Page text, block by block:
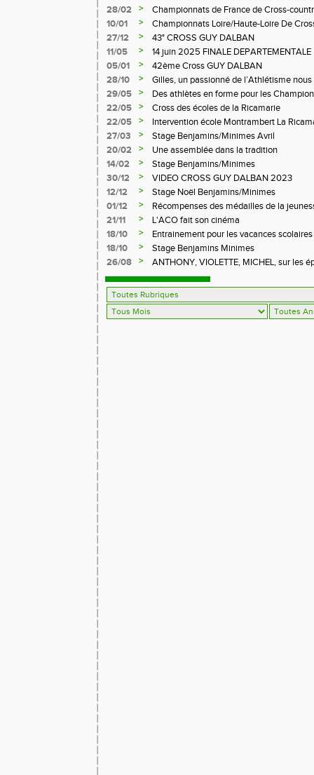
28/02
>
Championnats de France de Cross-
10/01
>
Championnats Loire/Haute-Loire De
27/12
>
43° CROSS GUY DALBAN
11/05
>
14 juin 2025 FINALE
LE CHAMBON FEUGEROLLES
05/01 >
42ème Cross GUY DALBAN
28/10
>
Gilles, un passionné de l’Athlétisme
29/05
>
Des athlètes en forme pour les
22/05
>
Cross des écoles de la Ricamarie
22/05
>
Intervention école Montrambert La
27/03
>
Stage Benjamins/Minimes Avril
20/02
>
Une assemblée dans la tradition
14/02
>
Stage Benjamins/Minimes
30/12
>
VIDEO CROSS GUY DALBAN 2023
12/12
>
Stage Noël Benjamins/Minimes
01/12
>
Récompenses des médailles de la
21/11
>
L'ACO fait son cinéma
18/10
>
Entrainement pour les vacances scolaires
18/10
>
Stage Benjamins Minimes
26/08
>
ANTHONY, VIOLETTE, MICHEL, sur les